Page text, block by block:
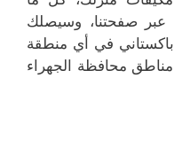
صفحتنا، وسيصلك
في أي منطقة
محافظة الجهراء